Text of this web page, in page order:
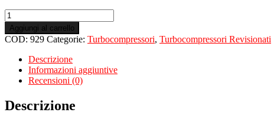
Turbo
Revisionato
per
AUDI
8E2
BFC
quantità
Aggiungi al carrello
COD: 929 Categorie: Turbocompressori, Turbocompressori Revisionati
Descrizione
Informazioni aggiuntive
Recensioni (0)
Descrizione